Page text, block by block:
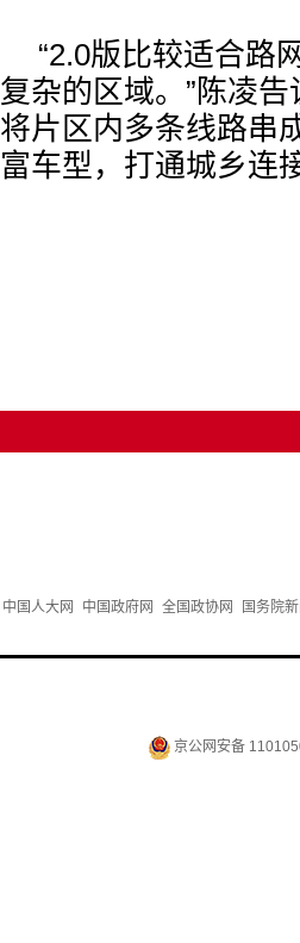
“2.0版比较适合路
复杂的区域。”陈凌
将片区内多条线路串
富车型，打通城乡连
中国人大网 中国政府网 全国政协网 国务院
京公网安备